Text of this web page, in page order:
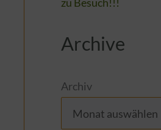
Archive
Archiv